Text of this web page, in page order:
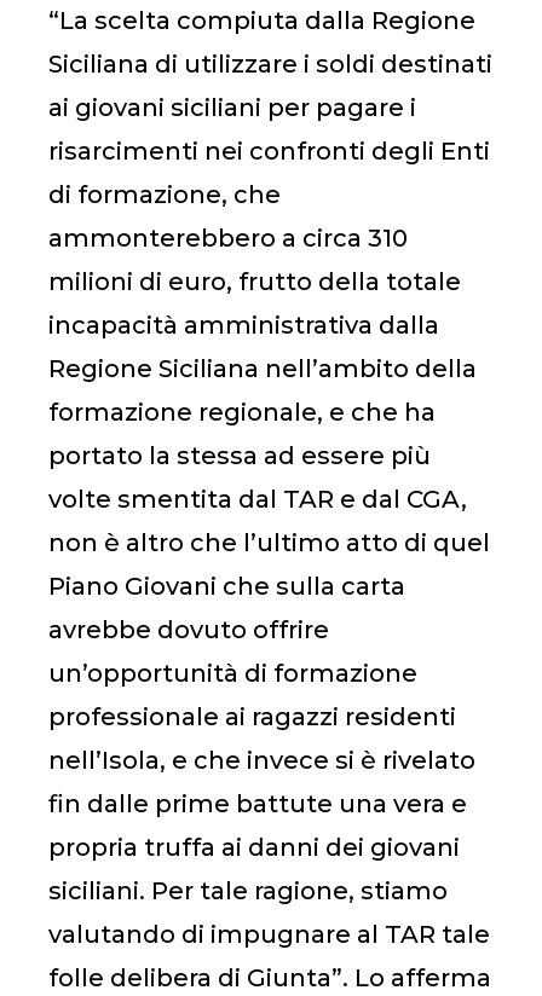
“La scelta compiuta dalla Regione
Siciliana di utilizzare i soldi destinati
ai giovani siciliani per pagare i
risarcimenti nei confronti degli Enti
di formazione, che
ammonterebbero a circa 310
milioni di euro, frutto della totale
incapacità amministrativa dalla
Regione Siciliana nell’ambito della
formazione regionale, e che ha
portato la stessa ad essere più
volte smentita dal TAR e dal CGA,
non è altro che l’ultimo atto di quel
Piano Giovani che sulla carta
avrebbe dovuto offrire
un’opportunità di formazione
professionale ai ragazzi residenti
nell’Isola, e che invece si è rivelato
fin dalle prime battute una vera e
propria truffa ai danni dei giovani
siciliani. Per tale ragione, stiamo
valutando di impugnare al TAR tale
folle delibera di Giunta”. Lo afferma